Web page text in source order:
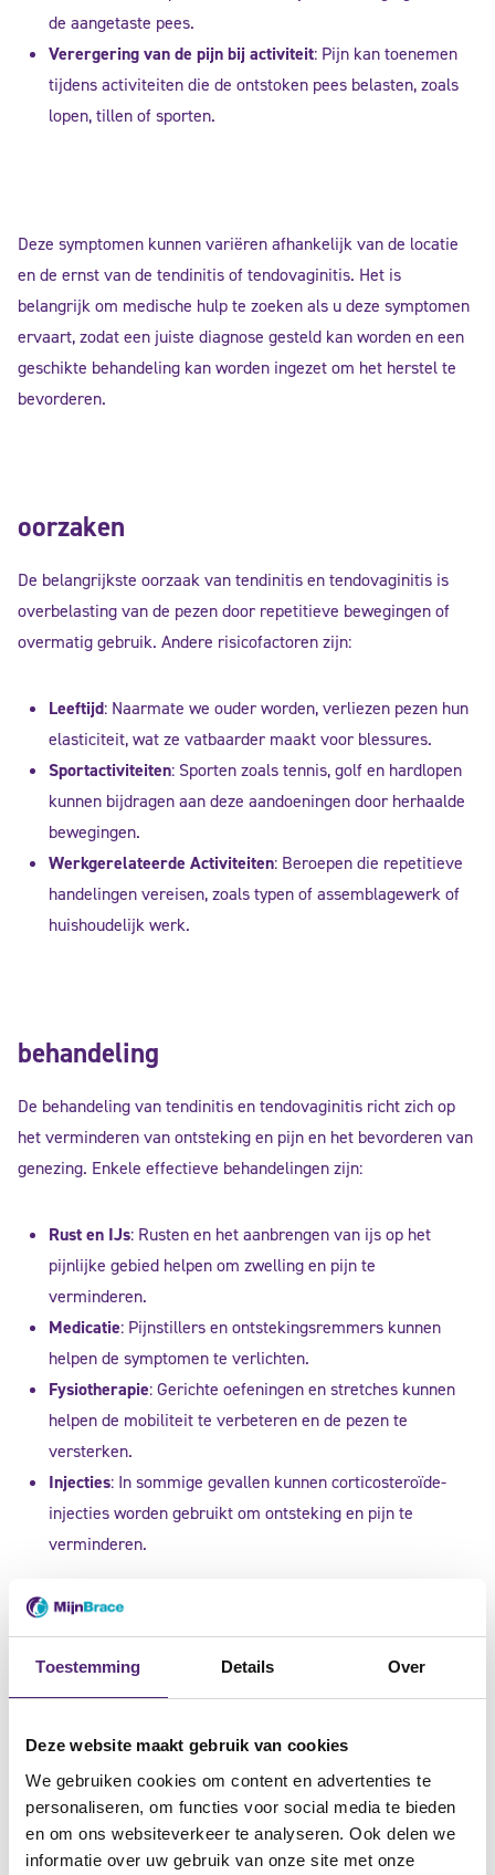
Toestemming Details Over
Deze website maakt gebruik van cookies
We gebruiken cookies om content en advertenties te
personaliseren, om functies voor social media te bieden
en om ons websiteverkeer te analyseren. Ook delen we
informatie over uw gebruik van onze site met onze
de aangetaste pees.
Verergering van de pijn bij activiteit: Pijn kan toenemen
tijdens activiteiten die de ontstoken pees belasten, zoals
lopen, tillen of sporten.
Deze symptomen kunnen variëren afhankelijk van de locatie
en de ernst van de tendinitis of tendovaginitis. Het is
belangrijk om medische hulp te zoeken als u deze symptomen
ervaart, zodat een juiste diagnose gesteld kan worden en een
geschikte behandeling kan worden ingezet om het herstel te
bevorderen.
oorzaken
De belangrijkste oorzaak van tendinitis en tendovaginitis is
overbelasting van de pezen door repetitieve bewegingen of
overmatig gebruik. Andere risicofactoren zijn:
Leeftijd: Naarmate we ouder worden, verliezen pezen hun
elasticiteit, wat ze vatbaarder maakt voor blessures.
Sportactiviteiten: Sporten zoals tennis, golf en hardlopen
kunnen bijdragen aan deze aandoeningen door herhaalde
bewegingen.
Werkgerelateerde Activiteiten: Beroepen die repetitieve
handelingen vereisen, zoals typen of assemblagewerk of
huishoudelijk werk.
behandeling
De behandeling van tendinitis en tendovaginitis richt zich op
het verminderen van ontsteking en pijn en het bevorderen van
genezing. Enkele effectieve behandelingen zijn:
Rust en IJs: Rusten en het aanbrengen van ijs op het
pijnlijke gebied helpen om zwelling en pijn te
verminderen.
Medicatie: Pijnstillers en ontstekingsremmers kunnen
helpen de symptomen te verlichten.
Fysiotherapie: Gerichte oefeningen en stretches kunnen
helpen de mobiliteit te verbeteren en de pezen te
versterken.
Injecties: In sommige gevallen kunnen corticosteroïde-
injecties worden gebruikt om ontsteking en pijn te
verminderen.
Preventie van tendinitis en tendovaginitis omvat het nemen
van maatregelen om overbelasting van de pezen te
voorkomen. Enkele preventieve maatregelen zijn: